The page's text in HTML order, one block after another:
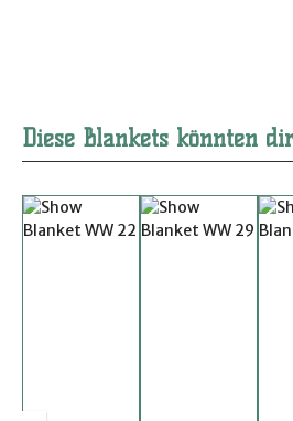
Diese Blankets könnten
Produktgalerie überspringen